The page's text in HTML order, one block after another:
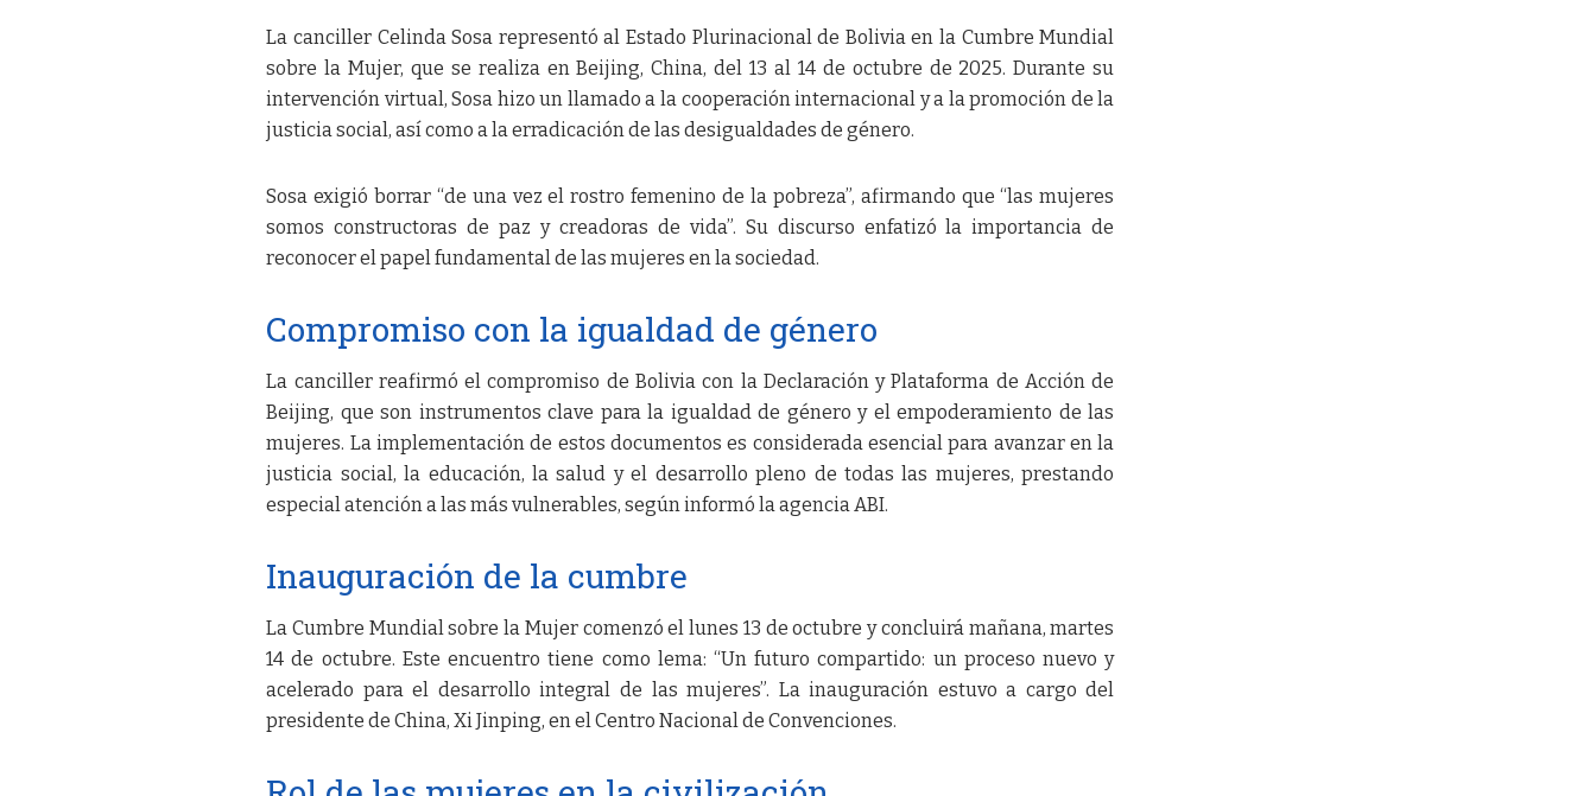
La canciller Celinda Sosa representó al Estado Plurinacional de Bolivia en la Cumbre Mundial
sobre la Mujer, que se realiza en Beijing, China, del 13 al 14 de octubre de 2025. Durante su
intervención virtual, Sosa hizo un llamado a la cooperación internacional y a la promoción de la
justicia social, así como a la erradicación de las desigualdades de género.
Sosa exigió borrar “de una vez el rostro femenino de la pobreza”, afirmando que “las mujeres
somos constructoras de paz y creadoras de vida”. Su discurso enfatizó la importancia de
reconocer el papel fundamental de las mujeres en la sociedad.
Compromiso con la igualdad de género
La canciller reafirmó el compromiso de Bolivia con la Declaración y Plataforma de Acción de
Beijing, que son instrumentos clave para la igualdad de género y el empoderamiento de las
mujeres. La implementación de estos documentos es considerada esencial para avanzar en la
justicia social, la educación, la salud y el desarrollo pleno de todas las mujeres, prestando
especial atención a las más vulnerables, según informó la agencia ABI.
Inauguración de la cumbre
La Cumbre Mundial sobre la Mujer comenzó el lunes 13 de octubre y concluirá mañana, martes
14 de octubre. Este encuentro tiene como lema: “Un futuro compartido: un proceso nuevo y
acelerado para el desarrollo integral de las mujeres”. La inauguración estuvo a cargo del
presidente de China, Xi Jinping, en el Centro Nacional de Convenciones.